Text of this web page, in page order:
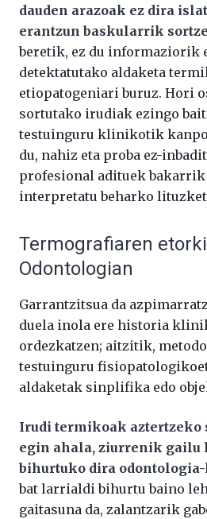
dauden arazoak ez dira
erantzun baskularrik
beretik, ez du informaziorik
detektatutako aldaketa
etiopatogeniari buruz. Hori
sortutako irudiak ezingo
testuinguru klinikotik
du, nahiz eta proba ez-
profesional adituek
interpretatu beharko
Termografiaren
Odontologian
Garrantzitsua da
duela inola ere historia
ordezkatzen; aitzitik,
testuinguru
aldaketak sinplifika edo
Irudi termikoak aztertzeko
egin ahala, ziurrenik gailu
bihurtuko dira
bat larrialdi bihurtu baino
gaitasuna da, zalantzarik